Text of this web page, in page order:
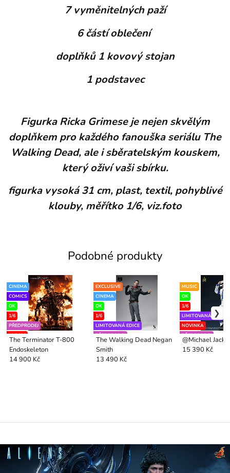
7 vyměnitelných paží
6 částí oblečení
doplňků 1 kovový stojan
1 podstavec
Figurka Ricka Grimese je nejen skvělým
doplňkem pro každého fanouška seriálu The
Walking Dead, ale i sběratelským kouskem,
který oživí vaši sbírku.
figurka vysoká 31 cm, plast, textil, pohyblivé
klouby, měřítko 1/6, viz.foto
Podobné produkty
The Terminator T-800
Endoskeleton
CINEMA
COMICS
OK
1/6
PŘEDPRODEJ
12/2026
14 900 Kč
The Walking Dead Negan
Smith
EXCLUSIVE
CINEMA
OK
1/6
LIMITOVANÁ EDICE
PŘEDPRODEJ
13 490 Kč
@Michael
MUSIC
OK
1/6
LIMITOVANÁ EDICE
NOVINKA
PŘEDPRODEJ
15 390 Kč